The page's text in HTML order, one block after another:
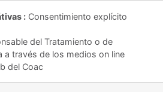
: Consentimiento explícito
del Tratamiento o de
a través de los medios on line
del Coac